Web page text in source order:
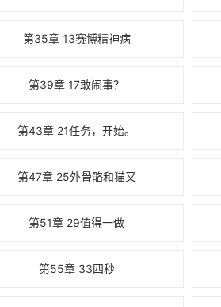
第35章 13赛博精神病
第39章 17敢闹事？
第43章 21任务，开始。
第47章 25外骨骼和猫又
第51章 29值得一做
第55章 33四秒